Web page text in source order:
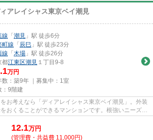
アレイシャス東京ベイ潮見
線 「 潮見 」駅 徒歩6分
町線 「 辰巳 」駅 徒歩23分
線 「 木場 」駅 徒歩26分
都江東区潮見 １丁目9-8
万円
数：築9年 ｜募集中： 1室
：9階建
お考えなら「ディアレイシャス東京ベイ潮見」。外装
おくることができるマンションです。根強いニーズを
歩6...
12.1万円
(管理費・共益費 11,000円)